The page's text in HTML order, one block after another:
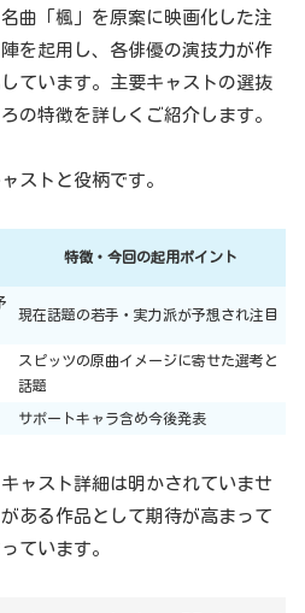
曲「楓」を原案に映画化した注
を起用し、各俳優の演技力が作
ています。主要キャストの選抜
の特徴を詳しくご紹介します。
ストと役柄です。
特徴・今回の起用ポイント
現在話題の若手・実力派が予想され注目
スピッツの原曲イメージに寄せた選考と
話題
サポートキャラ含め今後発表
ャスト詳細は明かされていませ
ある作品として期待が高まって
ています。